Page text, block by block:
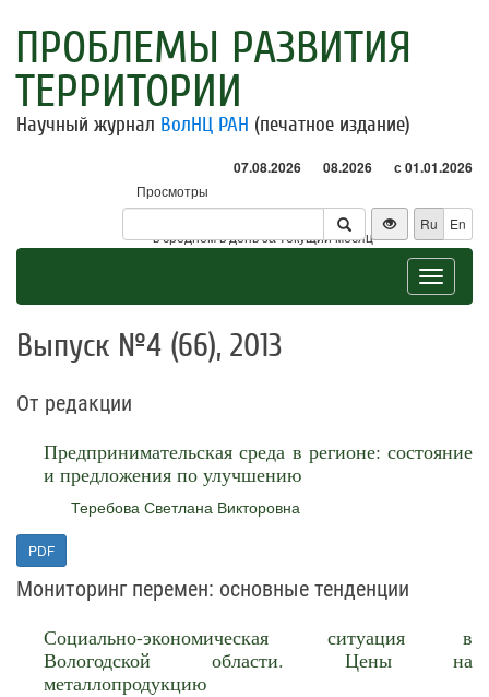
ПРОБЛЕМЫ РАЗВИТИЯ
ТЕРРИТОРИИ
Научный журнал ВолНЦ РАН (печатное издание)
07.08.2026 08.2026 с 01.01.2026
Просмотры
Посетители
* - в среднем в день за текущий месяц
Ru En
Toggle
Выпуск №4 (66), 2013
От редакции
Предпринимательская среда в регионе: состояние
и предложения по улучшению
Теребова Светлана Викторовна
PDF
Мониторинг перемен: основные тенденции
Социально-экономическая ситуация в
Вологодской области. Цены на
металлопродукцию